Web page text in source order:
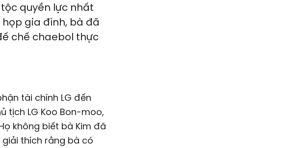
quyền lực nhất
gia đình, bà đã
chế chaebol thực
tài chính LG đến
tịch LG Koo Bon-moo,
không biết bà Kim đã
giải thích rằng bà có